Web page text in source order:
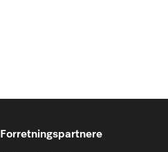
Forretningspartnere